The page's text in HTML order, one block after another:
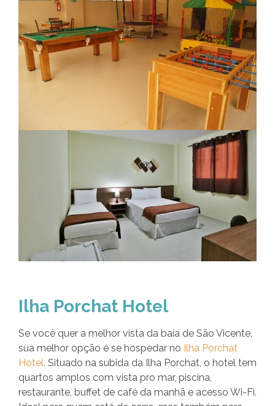
Ilha Porchat Hotel
Se você quer a melhor vista da baía de São Vicente,
sua melhor opção é se hospedar no Ilha Porchat
Hotel. Situado na subida da Ilha Porchat, o hotel tem
quartos amplos com vista pro mar, piscina,
restaurante, buffet de café da manhã e acesso Wi-Fi.